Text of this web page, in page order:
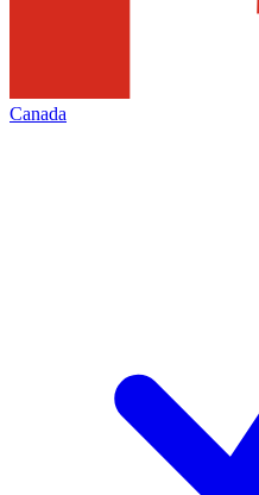
Canada